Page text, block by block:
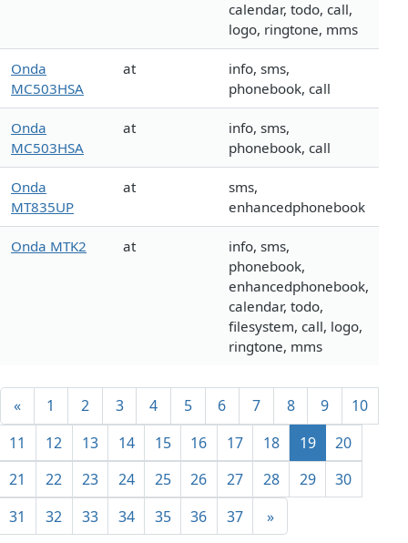
calendar, todo, call,
logo, ringtone, mms
Onda
MC503HSA
at
info, sms,
phonebook, call
Onda
MC503HSA
at
info, sms,
phonebook, call
Onda
MT835UP
at
sms,
enhancedphonebook
Onda MTK2 at
info, sms,
phonebook,
enhancedphonebook,
calendar, todo,
filesystem, call, logo,
ringtone, mms
« 1 2 3 4 5 6 7 8 9
10
11
12 13 14 15 16 17 18 19
20
21
22 23 24 25 26 27 28 29
30
31
32 33 34 35 36 37 »